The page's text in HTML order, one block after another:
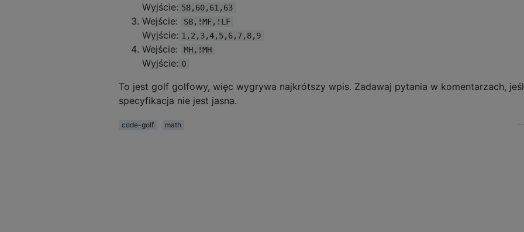
Wyjście: 58,60,61,63
Wejście: SB,!MF,!LF
Wyjście: 1,2,3,4,5,6,7,8,9
Wejście: MH,!MH
Wyjście: 0
To jest golf golfowy, więc wygrywa najkrótszy wpis. Zadawaj pytania w komentarzach,
specyfikacja nie jest jasna.
code-golf math